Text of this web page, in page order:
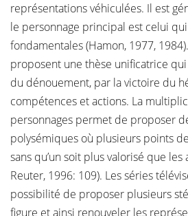
représentations véhiculées. Il est
le personnage principal est celui
fondamentales (Hamon, 1977,
proposent une thèse unificatrice
du dénouement, par la victoire du
compétences et actions. La
personnages permet de proposer
polysémiques où plusieurs points
sans qu’un soit plus valorisé que
Reuter, 1996: 109). Les séries
possibilité de proposer plusieurs
figure et ainsi renouveler les